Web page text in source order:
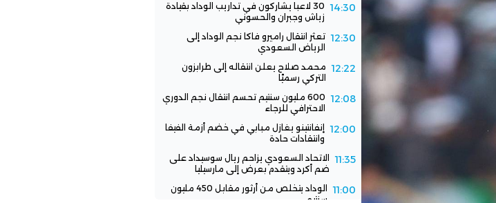
14:30
30 لاعبا يشاركون في تداريب الوداد بقيادة
زياش وجبران والحسوني
12:30 تعثر انتقال راميرو فاكا نجم الوداد إلى
الرياض السعودي
12:22 محمد صلاح يعلن انتقاله إلى طرابزون
التركي رسميًا
12:08
600 مليون سنتيم تحسم انتقال نجم الدوري
الاحترافي للرجاء
12:00
إنفانتينو يغازل مبابي في خضم أزمة الفيفا
وانتقادات حادة
11:35
الاتحاد السعودي يزاحم ريال سوسيداد على
ضم أكرد ويتقدم بعرض إلى مارسيليا
11:00
الوداد يتخلص من أرثور مقابل 450 مليون
سنتيم